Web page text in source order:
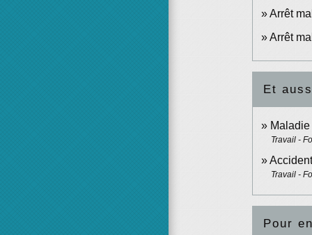
Arrêt
Arrêt
Et
Travail -
Travail -
Pour